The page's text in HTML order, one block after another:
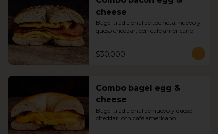
cheese
Bagel tradicional de tocineta, huevo y
queso cheddar, con café americano
$30.000
Combo bagel egg &
cheese
Bagel tradicional de huevo y queso
cheddar, con café americano.